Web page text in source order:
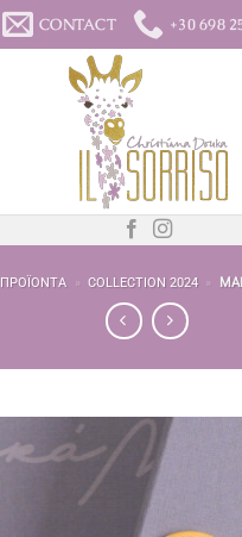
CONTACT +30 698
ΠΡΟΪΌΝΤΑ » COLLECTION 2024 »